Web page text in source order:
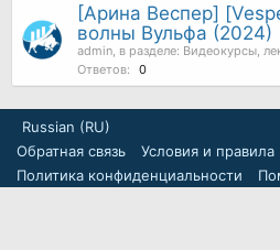
[Арина Веспер]
волны Вульфа (2024)
admin , в разделе: Видеокурсы,
Ответов:
0
Russian (RU)
Обратная связь
Условия и правила
Политика конфиденциальности